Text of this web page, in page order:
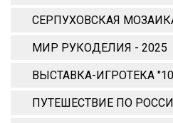
СЕРПУХОВСКАЯ
МИР РУКОДЕЛИЯ - 2025
ВЫСТАВКА-ИГРОТЕКА
ПУТЕШЕСТВИЕ ПО